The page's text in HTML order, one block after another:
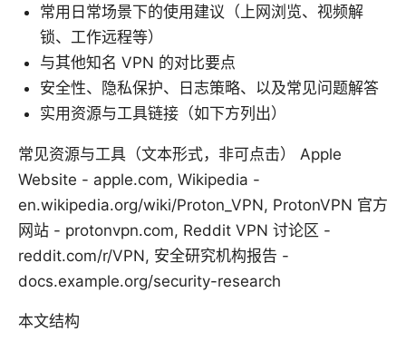
常用日常场景下的使用建议（上网浏览、视频解
锁、工作远程等）
与其他知名 VPN 的对比要点
安全性、隐私保护、日志策略、以及常见问题解答
实用资源与工具链接（如下方列出）
常见资源与工具（文本形式，非可点击） Apple
Website - apple.com, Wikipedia -
en.wikipedia.org/wiki/Proton_VPN, ProtonVPN 官方
网站 - protonvpn.com, Reddit VPN 讨论区 -
reddit.com/r/VPN, 安全研究机构报告 -
docs.example.org/security-research
本文结构